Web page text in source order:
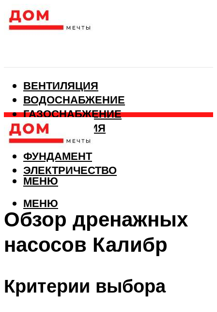
ВЕНТИЛЯЦИЯ
ВОДОСНАБЖЕНИЕ
ГАЗОСНАБЖЕНИЕ
КАНАЛИЗАЦИЯ
ОТОПЛЕНИЕ
ФУНДАМЕНТ
ЭЛЕКТРИЧЕСТВО
МЕНЮ
МЕНЮ
Обзор дренажных
насосов Калибр
Критерии выбора